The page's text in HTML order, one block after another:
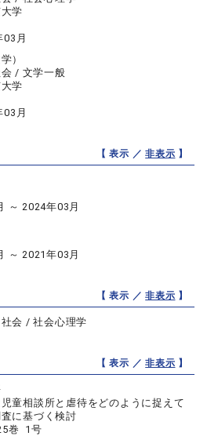
学
03月
）
会 / 文学一般
学
03月
【 表示 ／非表示 】
～ 2024年03月
～ 2021年03月
【 表示 ／非表示 】
会 / 社会心理学
【 表示 ／非表示 】
童相談所と虐待をどのように捉えて
に基づく検討
巻 1号